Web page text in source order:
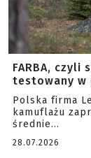
FARBA, czyli
testowany w
Polska firma
kamuflażu
średnie...
28.07.2026